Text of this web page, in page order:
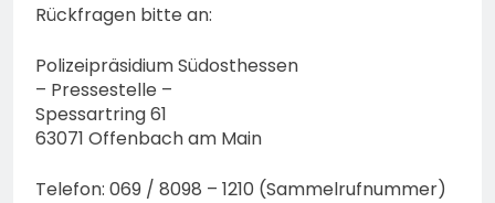
Rückfragen bitte an:
Polizeipräsidium Südosthessen
– Pressestelle –
Spessartring 61
63071 Offenbach am Main
Telefon: 069 / 8098 – 1210 (Sammelrufnummer)